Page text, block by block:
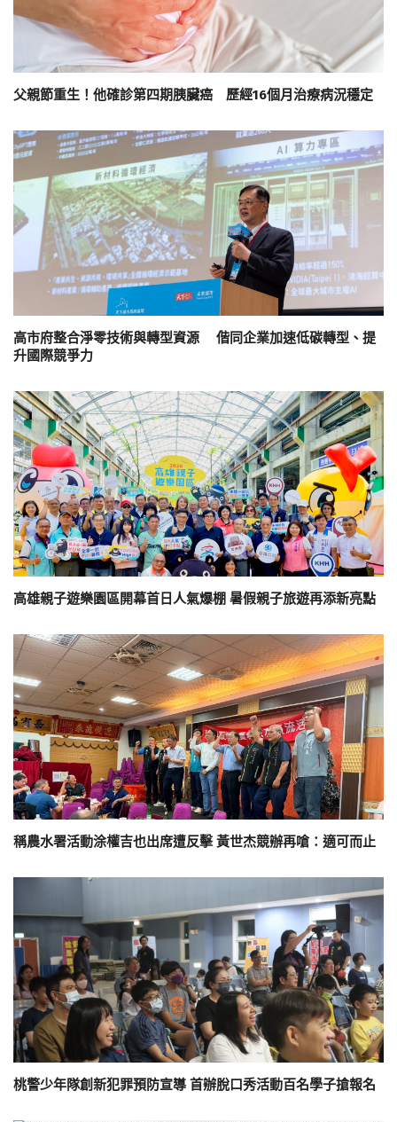
父親節重生！他確診第四期胰臟癌 歷經16個月治療病況穩定
高市府整合淨零技術與轉型資源 偕同企業加速低碳轉型、提
升國際競爭力
高雄親子遊樂園區開幕首日人氣爆棚 暑假親子旅遊再添新亮點
稱農水署活動涂權吉也出席遭反擊 黃世杰競辦再嗆：適可而止
桃警少年隊創新犯罪預防宣導 首辦脫口秀活動百名學子搶報名